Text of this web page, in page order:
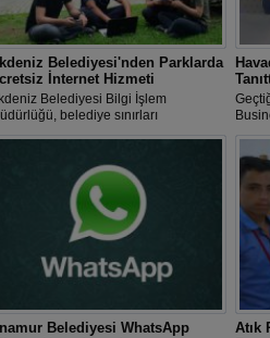
Belediyesi'nden Parklarda
İnternet Hizmeti
Belediyesi Bilgi İşlem
belediye sınırları
Belediyesi WhatsApp
Atık